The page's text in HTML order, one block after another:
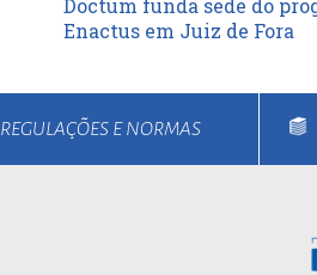
Doctum funda sede do
Enactus em Juiz de Fora
REGULAÇÕES E NORMAS